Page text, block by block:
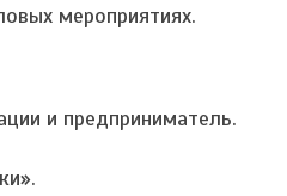
мероприятиях.
и предприниматель.